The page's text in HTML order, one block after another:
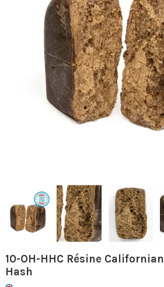
10-OH-HHC Résine Californian
Hash